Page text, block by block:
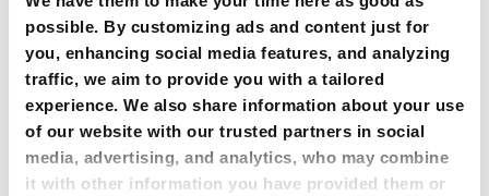
possible. By customizing ads and content just for
you, enhancing social media features, and analyzing
traffic, we aim to provide you with a tailored
experience. We also share information about your use
of our website with our trusted partners in social
media, advertising, and analytics, who may combine
it with other information you have provided them or
0-5 mm
120 mm
66 kg
BDC 50***
0-30 mm